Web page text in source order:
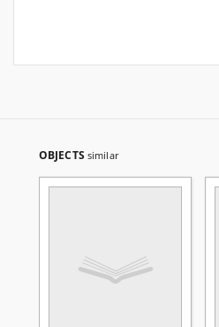
OBJECTS similar